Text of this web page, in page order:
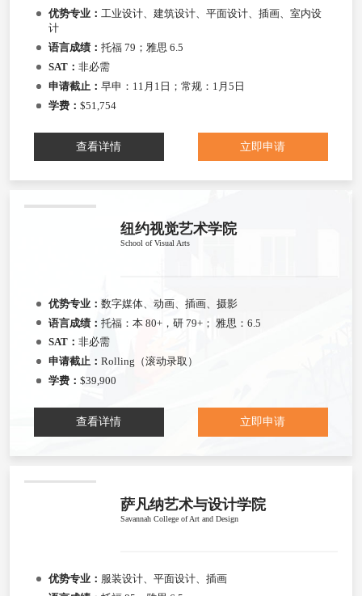
优势专业： 工业设计、建筑设计、平面设计、插画、室内设
计
语言成绩： 托福 79；雅思 6.5
SAT： 非必需
申请截止： 早申：11月1日；常规：1月5日
学费： $51,754
查看详情 立即申请
纽约视觉艺术学院
School of Visual Arts
优势专业： 数字媒体、动画、插画、摄影
语言成绩： 托福：本 80+，研 79+； 雅思：6.5
SAT： 非必需
申请截止： Rolling（滚动录取）
学费： $39,900
查看详情 立即申请
萨凡纳艺术与设计学院
Savannah College of Art and Design
优势专业： 服装设计、平面设计、插画